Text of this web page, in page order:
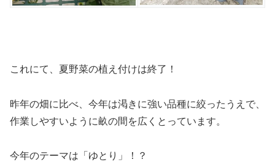
これにて、夏野菜の植え付けは終了！
昨年の畑に比べ、今年は渇きに強い品種に絞ったうえで、
作業しやすいように畝の間を広くとっています。
今年のテーマは「ゆとり」！？